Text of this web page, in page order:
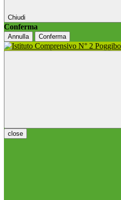
Chiudi
Conferma
Annulla Conferma
close